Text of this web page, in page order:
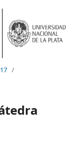
/